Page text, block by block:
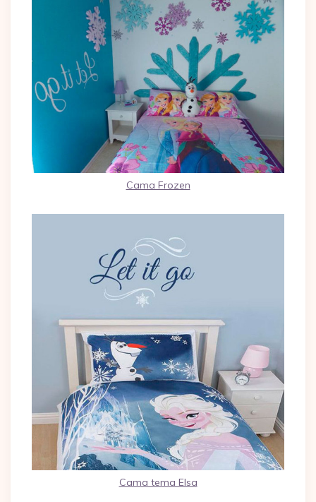
Cama Frozen
Cama tema Elsa